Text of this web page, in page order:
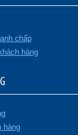
chấp
hàng
hàng